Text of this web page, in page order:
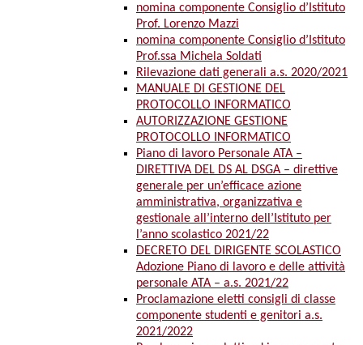
nomina componente Consiglio d’Istituto
Prof. Lorenzo Mazzi
nomina componente Consiglio d’Istituto
Prof.ssa Michela Soldati
Rilevazione dati generali a.s. 2020/2021
MANUALE DI GESTIONE DEL
PROTOCOLLO INFORMATICO
AUTORIZZAZIONE GESTIONE
PROTOCOLLO INFORMATICO
Piano di lavoro Personale ATA –
DIRETTIVA DEL DS AL DSGA – direttive
generale per un’efficace azione
amministrativa, organizzativa e
gestionale all’interno dell’Istituto per
l’anno scolastico 2021/22
DECRETO DEL DIRIGENTE SCOLASTICO
Adozione Piano di lavoro e delle attività
personale ATA – a.s. 2021/22
Proclamazione eletti consigli di classe
componente studenti e genitori a.s.
2021/2022